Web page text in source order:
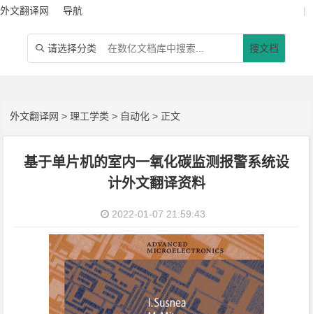
外文翻译网 导航 |
 请选择分类 搜文档
外文翻译网 >理工学类 > 自动化 > 正文
基于单片机的室内一氧化碳监测报警系统设
计外文翻译资料
2022-01-07 21:59:43